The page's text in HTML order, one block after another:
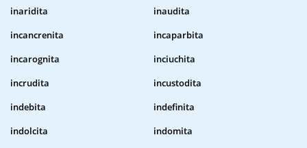
inaridita
inaudita
incancrenita
incaparbita
incarognita
inciuchita
incrudita
incustodita
indebita
indefinita
indolcita
indomita